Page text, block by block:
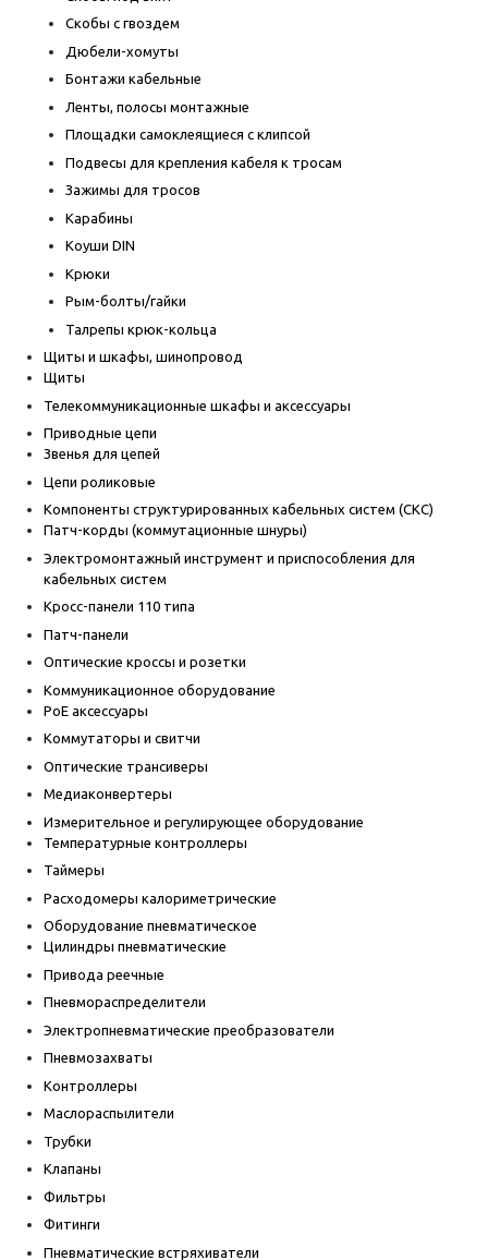
Скобы с гвоздем
Дюбели-хомуты
Бонтажи кабельные
Ленты, полосы монтажные
Площадки самоклеящиеся с клипсой
Подвесы для крепления кабеля к тросам
Зажимы для тросов
Карабины
Коуши DIN
Крюки
Рым-болты/гайки
Талрепы крюк-кольца
Щиты и шкафы, шинопровод
Щиты
Телекоммуникационные шкафы и аксессуары
Приводные цепи
Звенья для цепей
Цепи роликовые
Компоненты структурированных кабельных систем (СКС)
Патч-корды (коммутационные шнуры)
Электромонтажный инструмент и приспособления для
кабельных систем
Кросс-панели 110 типа
Патч-панели
Оптические кроссы и розетки
Коммуникационное оборудование
PoE аксессуары
Коммутаторы и свитчи
Оптические трансиверы
Медиаконвертеры
Измерительное и регулирующее оборудование
Температурные контроллеры
Таймеры
Расходомеры калориметрические
Оборудование пневматическое
Цилиндры пневматические
Привода реечные
Пневмораспределители
Электропневматические преобразователи
Пневмозахваты
Контроллеры
Маслораспылители
Трубки
Клапаны
Фильтры
Фитинги
Пневматические встряхиватели